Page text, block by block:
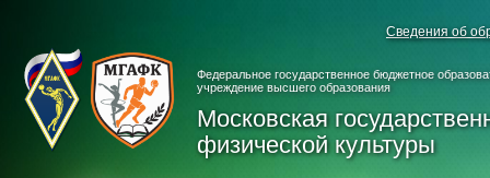
Сведения об
Федеральное государственное бюджетное
учреждение высшего образования
Московская
физической культуры